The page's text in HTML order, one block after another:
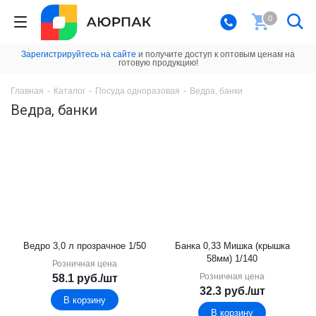
0
Зарегистрируйтесь на сайте и получите доступ к оптовым ценам на
готовую продукцию!
Главная - Каталог - Посуда одноразовая - Ведра, банки
Ведра, банки
Ведро 3,0 л прозрачное 1/50
Розничная цена
58.1руб./шт
В корзину
Банка 0,33 Мишка (крышка
58мм) 1/140
Розничная цена
32.3руб./шт
В корзину